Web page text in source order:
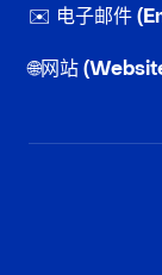
✉️ 电子邮件
🌐网站